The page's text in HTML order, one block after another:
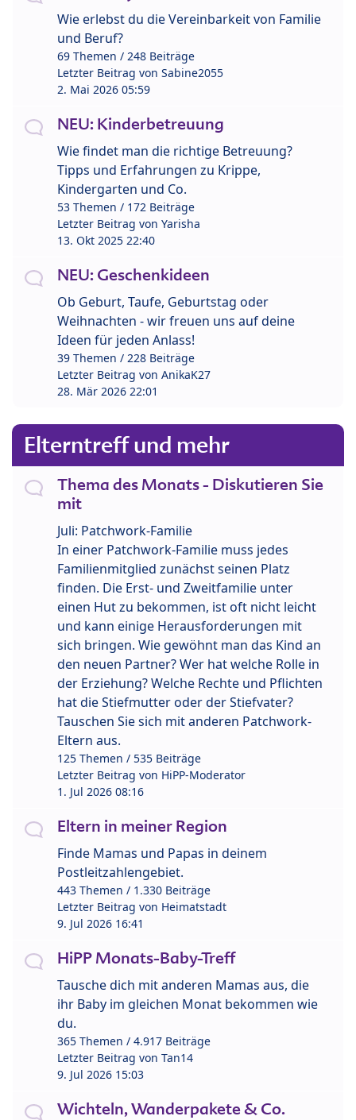
Wie erlebst du die Vereinbarkeit von Familie
und Beruf?
69 Themen / 248 Beiträge
Letzter Beitrag von Sabine2055
2. Mai 2026 05:59
NEU: Kinderbetreuung
Wie findet man die richtige Betreuung?
Tipps und Erfahrungen zu Krippe,
Kindergarten und Co.
53 Themen / 172 Beiträge
Letzter Beitrag von Yarisha
13. Okt 2025 22:40
NEU: Geschenkideen
Ob Geburt, Taufe, Geburtstag oder
Weihnachten - wir freuen uns auf deine
Ideen für jeden Anlass!
39 Themen / 228 Beiträge
Letzter Beitrag von AnikaK27
28. Mär 2026 22:01
Elterntreff und mehr
Thema des Monats - Diskutieren Sie
mit
Juli: Patchwork-Familie
In einer Patchwork-Familie muss jedes
Familienmitglied zunächst seinen Platz
finden. Die Erst- und Zweitfamilie unter
einen Hut zu bekommen, ist oft nicht leicht
und kann einige Herausforderungen mit
sich bringen. Wie gewöhnt man das Kind an
den neuen Partner? Wer hat welche Rolle in
der Erziehung? Welche Rechte und Pflichten
hat die Stiefmutter oder der Stiefvater?
Tauschen Sie sich mit anderen Patchwork-
Eltern aus.
125 Themen / 535 Beiträge
Letzter Beitrag von HiPP-Moderator
1. Jul 2026 08:16
Eltern in meiner Region
Finde Mamas und Papas in deinem
Postleitzahlengebiet.
443 Themen / 1.330 Beiträge
Letzter Beitrag von Heimatstadt
9. Jul 2026 16:41
HiPP Monats-Baby-Treff
Tausche dich mit anderen Mamas aus, die
ihr Baby im gleichen Monat bekommen wie
du.
365 Themen / 4.917 Beiträge
Letzter Beitrag von Tan14
9. Jul 2026 15:03
Wichteln, Wanderpakete & Co.